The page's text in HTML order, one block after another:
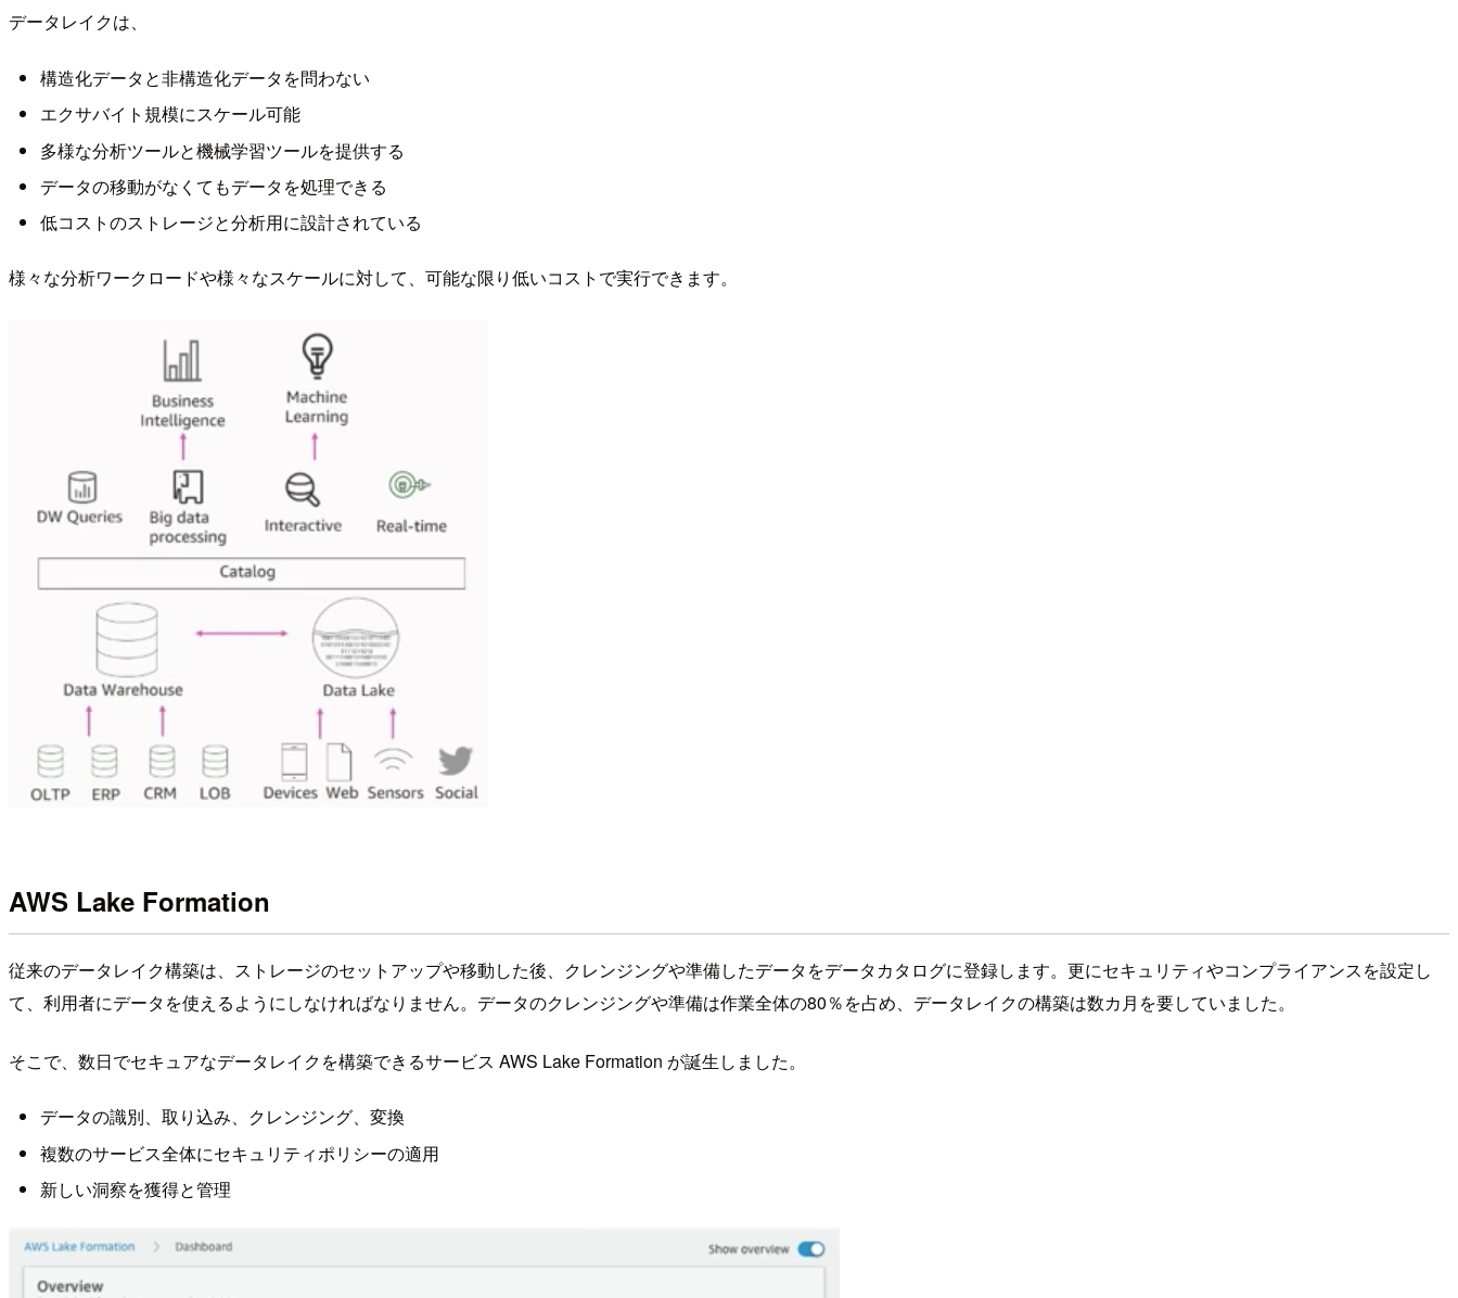
データレイクは、
構造化データと非構造化データを問わない
エクサバイト規模にスケール可能
多様な分析ツールと機械学習ツールを提供する
データの移動がなくてもデータを処理できる
低コストのストレージと分析用に設計されている
様々な分析ワークロードや様々なスケールに対して、可能な限り低いコストで実行できます。
AWS Lake Formation
従来のデータレイク構築は、ストレージのセットアップや移動した後、クレンジングや準備したデータをデータカタログに登録します。更にセキュリティやコンプライアンスを設定し
て、利用者にデータを使えるようにしなければなりません。データのクレンジングや準備は作業全体の80％を占め、データレイクの構築は数カ月を要していました。
そこで、数日でセキュアなデータレイクを構築できるサービス AWS Lake Formation が誕生しました。
データの識別、取り込み、クレンジング、変換
複数のサービス全体にセキュリティポリシーの適用
新しい洞察を獲得と管理